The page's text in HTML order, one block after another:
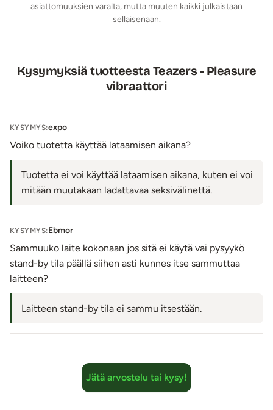
Roisketiivis (IPX6)
asiattomuuksien varalta, mutta muuten kaikki julkaistaan
sellaisenaan.
Kysymyksiä tuotteesta Teazers - Pleasure
vibraattori
KYSYMYS:expo
Voiko tuotetta käyttää lataamisen aikana?
Tuotetta ei voi käyttää lataamisen aikana, kuten ei voi
mitään muutakaan ladattavaa seksivälinettä.
KYSYMYS:Ebmor
Sammuuko laite kokonaan jos sitä ei käytä vai pysyykö
stand-by tila päällä siihen asti kunnes itse sammuttaa
laitteen?
Laitteen stand-by tila ei sammu itsestään.
Jätä arvostelu tai kysy!